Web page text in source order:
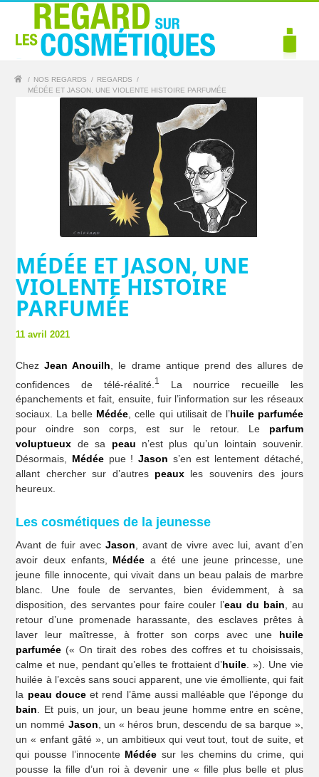
/ NOS REGARDS / REGARDS
/
MÉDÉE ET JASON, UNE VIOLENTE HISTOIRE PARFUMÉE
MÉDÉE ET JASON, UNE
VIOLENTE HISTOIRE
PARFUMÉE
11 avril 2021
ChezJean Anouilh , le drame antique prend des allures de
confidences de télé-réalité. 1
La nourrice recueille les
épanchements et fait, ensuite, fuir l’information sur les réseaux
sociaux. La belle Médée, celle qui utilisait de l’huile parfumée
pour oindre son corps, est sur le retour. Le parfum
voluptueux de sa peau n’est plus qu’un lointain souvenir.
Désormais, Médée pue !Jason s’en est lentement détaché,
allant chercher sur d’autres peaux les souvenirs des jours
heureux.
Les cosmétiques de la jeunesse
Avant de fuir avec Jason , avant de vivre avec lui, avant d’en
avoir deux enfants, Médée a été une jeune princesse, une
jeune fille innocente, qui vivait dans un beau palais de marbre
blanc. Une foule de servantes, bien évidemment, à sa
disposition, des servantes pour faire couler l’eau du bain , au
retour d’une promenade harassante, des esclaves prêtes à
laver leur maîtresse, à frotter son corps avec une huile
parfumée (« On tirait des robes des coffres et tu choisissais,
calme et nue, pendant qu’elles te frottaient d’huile . »). Une vie
huilée à l’excès sans souci apparent, une vie émolliente, qui fait
la peau douceet rend l’âme aussi malléable que l’éponge du
bain . Et puis, un jour, un beau jeune homme entre en scène,
un nommé Jason , un « héros brun, descendu de sa barque »,
un « enfant gâté », un ambitieux qui veut tout, tout de suite, et
qui pousse l’innocente Médée sur les chemins du crime, qui
pousse la fille d’un roi à devenir une « fille plus belle et plus